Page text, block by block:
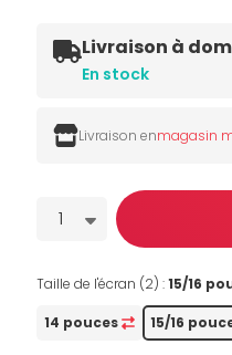
Livraison à
En stock
Livraison enmagasin
Quantité
1
Taille de l'écran (2) :15/16
14 pouces 15/16